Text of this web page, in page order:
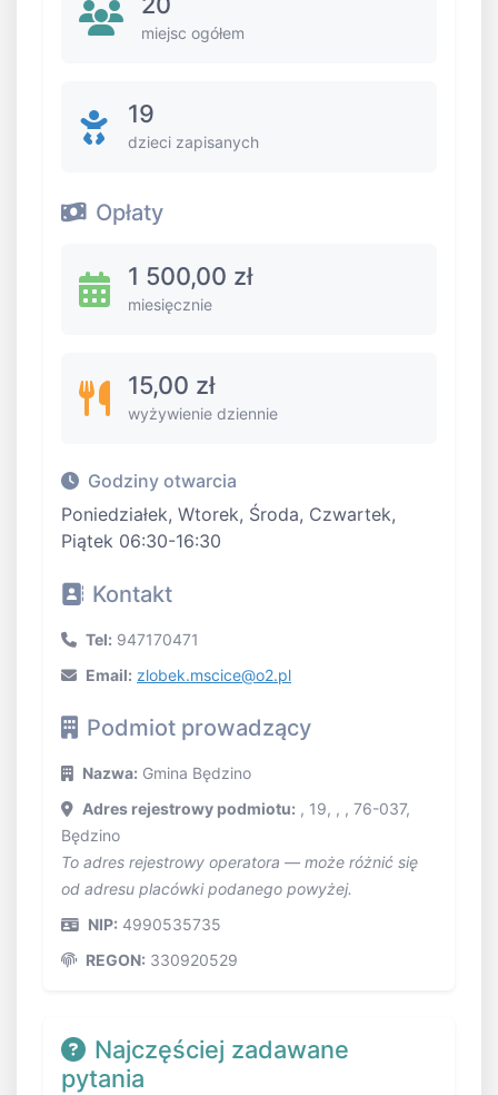
miejsc ogółem
19
dzieci zapisanych
Opłaty
1 500,00 zł
miesięcznie
15,00 zł
wyżywienie dziennie
Godziny otwarcia
Poniedziałek, Wtorek, Środa, Czwartek,
Piątek 06:30-16:30
Kontakt
Tel: 947170471
Email: zlobek.mscice@o2.pl
Podmiot prowadzący
Nazwa: Gmina Będzino
Adres rejestrowy podmiotu: , 19, , , 76-037,
Będzino
To adres rejestrowy operatora — może różnić się
od adresu placówki podanego powyżej.
NIP: 4990535735
REGON: 330920529
Najczęściej zadawane
pytania